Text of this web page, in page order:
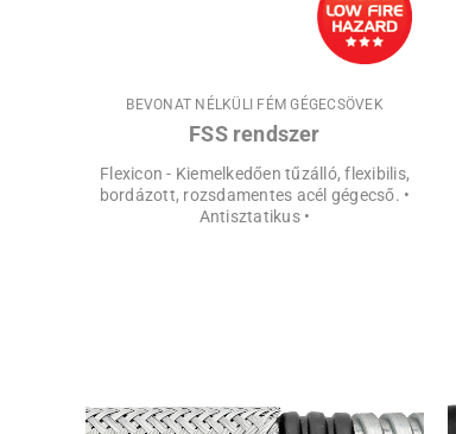
BEVONAT NÉLKÜLI FÉM GÉGECSÖVEK
FSS rendszer
Flexicon - Kiemelkedően tűzálló, flexibilis,
bordázott, rozsdamentes acél gégecső. •
Antisztatikus •